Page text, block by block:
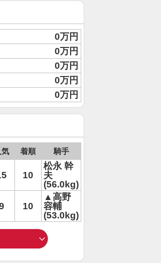
0万円
0万円
0万円
0万円
0万円
気 着順 騎手
10
松永 幹
夫
(56.0kg)
10
▲高野
容輔
(53.0kg)